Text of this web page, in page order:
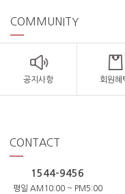
COMMUNITY
공지사항 회원혜
CONTACT
1544-9456
평일 AM10:00 ~ PM5:00